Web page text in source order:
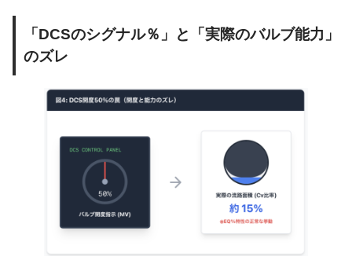
「DCSのシグナル％」と「実際のバルブ能力」
のズレ